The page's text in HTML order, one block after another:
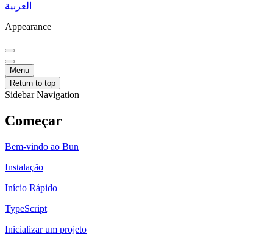
العربية
Appearance
Menu
Return to top
Sidebar Navigation
Começar
Bem-vindo ao Bun
Instalação
Início Rápido
TypeScript
Inicializar um projeto